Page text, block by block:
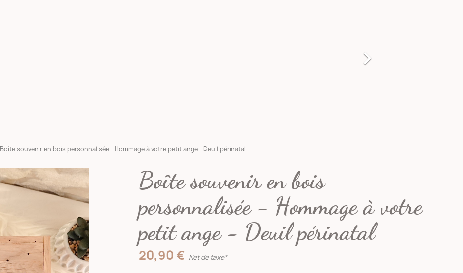

Boîte souvenir en bois personnalisée - Hommage à votre petit ange - Deuil périnatal
Boîte souvenir en bois
personnalisée - Hommage à votre
petit ange - Deuil périnatal
20,90 € Net de taxe*